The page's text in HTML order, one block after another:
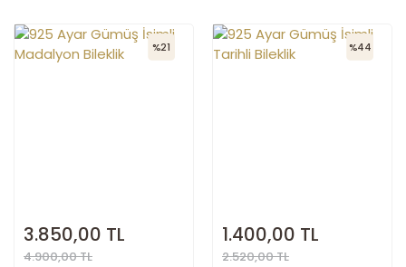
%21
3.850,00 TL
4.900,00 TL
%44
1.400,00 TL
2.520,00 TL